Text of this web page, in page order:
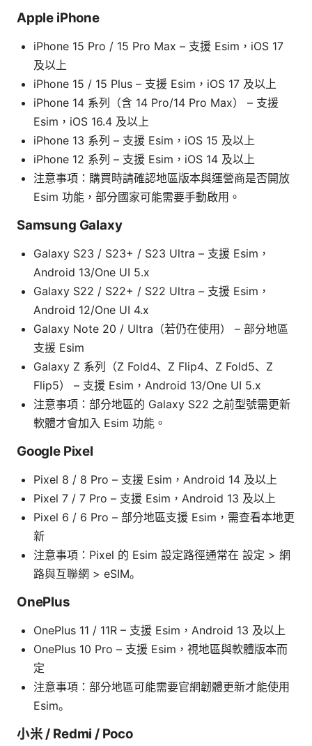
Apple iPhone
iPhone 15 Pro / 15 Pro Max – 支援 Esim，iOS 17
及以上
iPhone 15 / 15 Plus – 支援 Esim，iOS 17 及以上
iPhone 14 系列（含 14 Pro/14 Pro Max） – 支援
Esim，iOS 16.4 及以上
iPhone 13 系列 – 支援 Esim，iOS 15 及以上
iPhone 12 系列 – 支援 Esim，iOS 14 及以上
注意事項：購買時請確認地區版本與運營商是否開放
Esim 功能，部分國家可能需要手動啟用。
Samsung Galaxy
Galaxy S23 / S23+ / S23 Ultra – 支援 Esim，
Android 13/One UI 5.x
Galaxy S22 / S22+ / S22 Ultra – 支援 Esim，
Android 12/One UI 4.x
Galaxy Note 20 / Ultra（若仍在使用） – 部分地區
支援 Esim
Galaxy Z 系列（Z Fold4、Z Flip4、Z Fold5、Z
Flip5） – 支援 Esim，Android 13/One UI 5.x
注意事項：部分地區的 Galaxy S22 之前型號需更新
軟體才會加入 Esim 功能。
Google Pixel
Pixel 8 / 8 Pro – 支援 Esim，Android 14 及以上
Pixel 7 / 7 Pro – 支援 Esim，Android 13 及以上
Pixel 6 / 6 Pro – 部分地區支援 Esim，需查看本地更
新
注意事項：Pixel 的 Esim 設定路徑通常在 設定 > 網
路與互聯網 > eSIM。
OnePlus
OnePlus 11 / 11R – 支援 Esim，Android 13 及以上
OnePlus 10 Pro – 支援 Esim，視地區與軟體版本而
定
注意事項：部分地區可能需要官網韌體更新才能使用
Esim。
小米 / Redmi / Poco